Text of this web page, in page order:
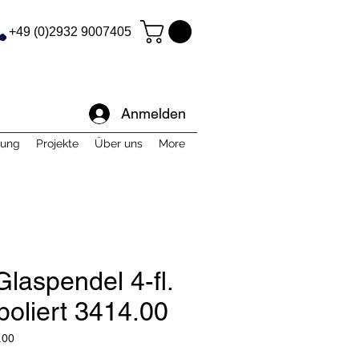
+49 (0)2932 9007405
Anmelden
Projekte Über uns More
4-fl.
3414.00